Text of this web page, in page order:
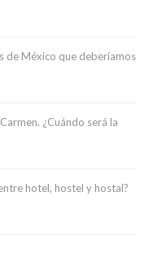
de México que deberíamos
¿Cuándo será la
hotel, hostel y hostal?